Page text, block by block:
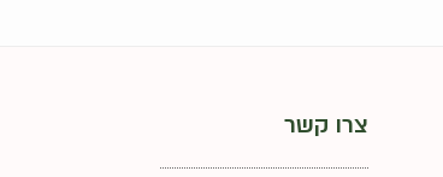
צרו קשר